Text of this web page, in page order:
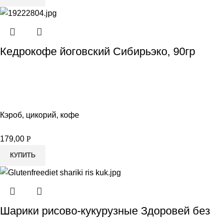
Кедрокофе йоговский Сибирьэко, 90гр
Кэроб, цикорий, кофе
179,00 Р
КУПИТЬ
Шарики рисово-кукурузные Здоровей без